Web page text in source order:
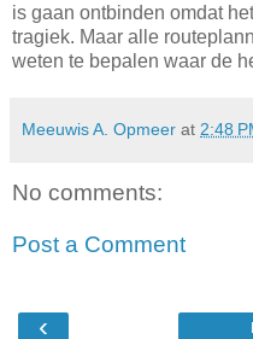
is gaan ontbinden omdat
tragiek. Maar alle
weten te bepalen waar de
Meeuwis A. Opmeer at 2:48
No comments:
Post a Comment
‹